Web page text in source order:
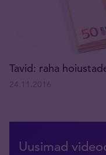
Tavid: raha
Uusimad